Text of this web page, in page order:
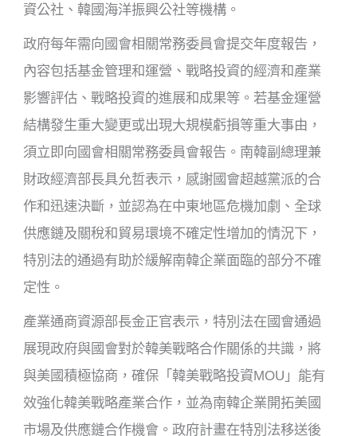
資公社、韓國海洋振興公社等機構。
政府每年需向國會相關常務委員會提交年度報告，
內容包括基金管理和運營、戰略投資的經濟和產業
影響評估、戰略投資的進展和成果等。若基金運營
結構發生重大變更或出現大規模虧損等重大事由，
須立即向國會相關常務委員會報告。南韓副總理兼
財政經濟部長具允哲表示，感謝國會超越黨派的合
作和迅速決斷，並認為在中東地區危機加劇、全球
供應鏈及關稅和貿易環境不確定性增加的情況下，
特別法的通過有助於緩解南韓企業面臨的部分不確
定性。
產業通商資源部長金正官表示，特別法在國會通過
展現政府與國會對於韓美戰略合作關係的共識，將
與美國積極協商，確保「韓美戰略投資MOU」能有
效強化韓美戰略產業合作，並為南韓企業開拓美國
市場及供應鏈合作機會。政府計畫在特別法移送後